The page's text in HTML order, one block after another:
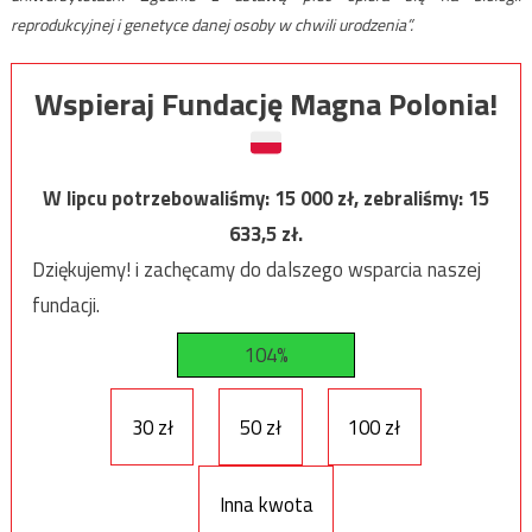
reprodukcyjnej i genetyce danej osoby w chwili urodzenia”.
Wspieraj Fundację Magna Polonia!
W lipcu potrzebowaliśmy:15 000zł, zebraliśmy:15
633,5zł.
Dziękujemy! i zachęcamy do dalszego wsparcia naszej
fundacji.
104%
30 zł 50 zł 100 zł
Inna kwota